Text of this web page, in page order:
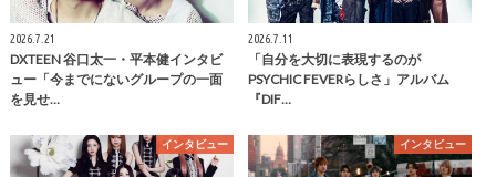
2026.7.21
DXTEEN 谷口太一・平本健インタビ
ュー「今までにないグループの一面
を見せ…
2026.7.11
「自分を大切に表現するのが
PSYCHIC FEVERらしさ」アルバム
『DIF…
インタビュー インタビュー